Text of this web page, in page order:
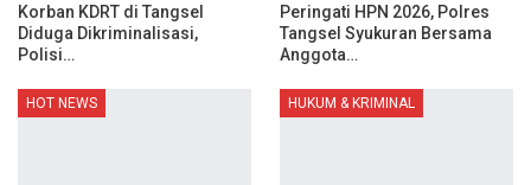
Korban KDRT di Tangsel
Diduga Dikriminalisasi,
Polisi…
Peringati HPN 2026, Polres
Tangsel Syukuran Bersama
Anggota…
HOT NEWS HUKUM & KRIMINAL